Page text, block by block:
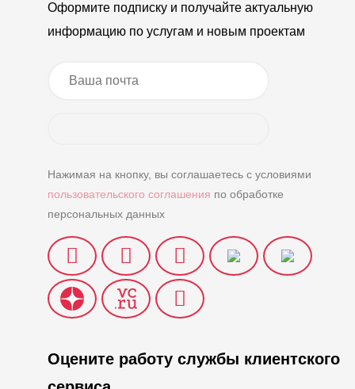
Оформите подписку и получайте актуальную
информацию по услугам и новым проектам
Нажимая на кнопку, вы соглашаетесь с условиями
пользовательского соглашения по обработке
персональных данных
Оцените работу службы клиентского